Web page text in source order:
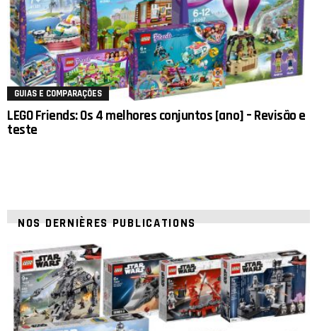
GUIAS E COMPARAÇÕES
LEGO Friends: Os 4 melhores conjuntos [ano] – Revisão e
teste
NOS DERNIÈRES PUBLICATIONS